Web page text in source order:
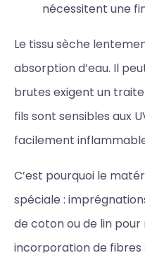
nécessitent une
Le tissu sèche
absorption d’eau. Il
brutes exigent un
fils sont sensibles aux
facilement
C’est pourquoi le
spéciale :
de coton ou de lin pour
incorporation de fibres